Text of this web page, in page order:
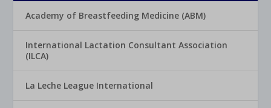
Academy of Breastfeeding Medicine (ABM)
International Lactation Consultant Association
(ILCA)
La Leche League International